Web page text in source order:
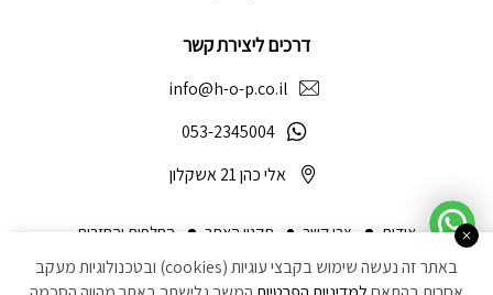
אודות צרו קשר תקנון האתר
החלפות והחזרות
הצהרת נגישות
מדיניות פרטיות ביטול עסקה
דרכים ליצירת קשר
info@h-o-p.co.il
053-2345004
אלי כהן 21 אשקלון
באתר זה נעשה שימוש בקבצי עוגיות (cookies) ובטכנולוגיות מעקב